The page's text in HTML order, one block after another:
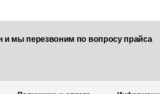
и мы перезвоним по вопросу прайса